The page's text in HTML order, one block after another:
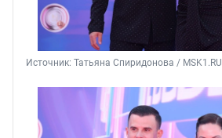
Источник: Татьяна Спиридонова / MSK1.RU